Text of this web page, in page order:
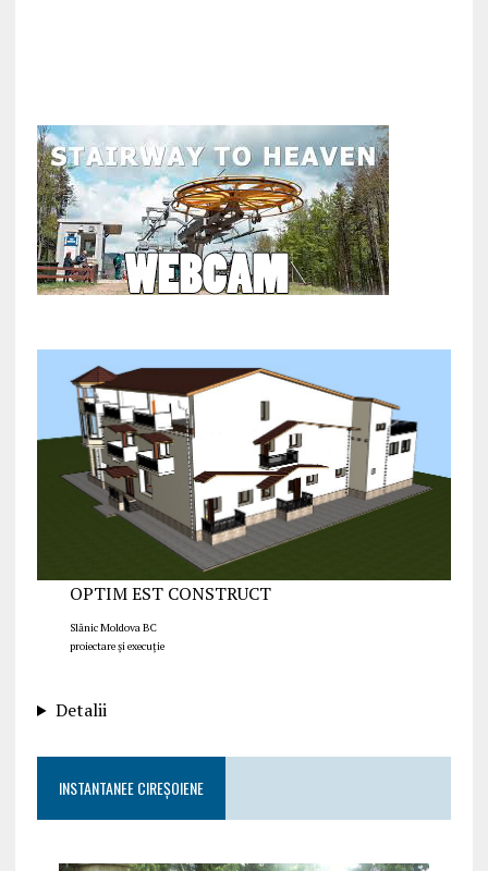
OPTIM EST CONSTRUCT
Slănic Moldova BC
proiectare și execuție
Detalii
INSTANTANEE CIREȘOIENE